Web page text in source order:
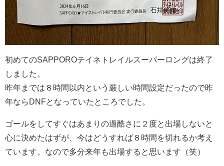
初めてのSAPPOROテイネトレイルスーパーロングは終了
しました。
昨年までは８時間以内という厳しい時間設定だったので昨
年ならDNFとなっていたところでした。
ゴールをしてすぐはあまりの過酷さに２度と出場しないと
心に決めたはずが、今はどうすれば８時間を切れるか考え
ています。なので多分来年も出場すると思います（笑）